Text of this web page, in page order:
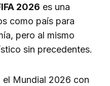
2026 es una
como país para
pero al mismo
sin precedentes.